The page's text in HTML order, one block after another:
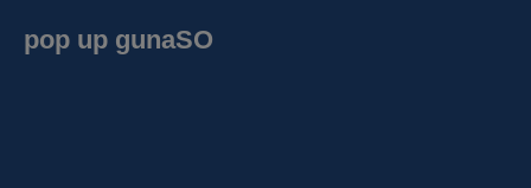
pop up gunaSO